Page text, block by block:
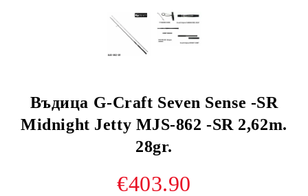
Въдица G-Craft Seven Sense -SR
Midnight Jetty MJS-862 -SR 2,62m.
28gr.
€403.90